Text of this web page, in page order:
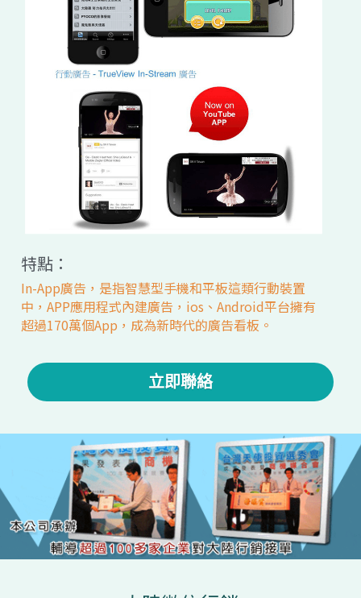
特點：
In-App廣告，是指智慧型手機和平板這類行動裝置
中，APP應用程式內建廣告，ios、Android平台擁有
超過170萬個App，成為新時代的廣告看板。
立即聯絡